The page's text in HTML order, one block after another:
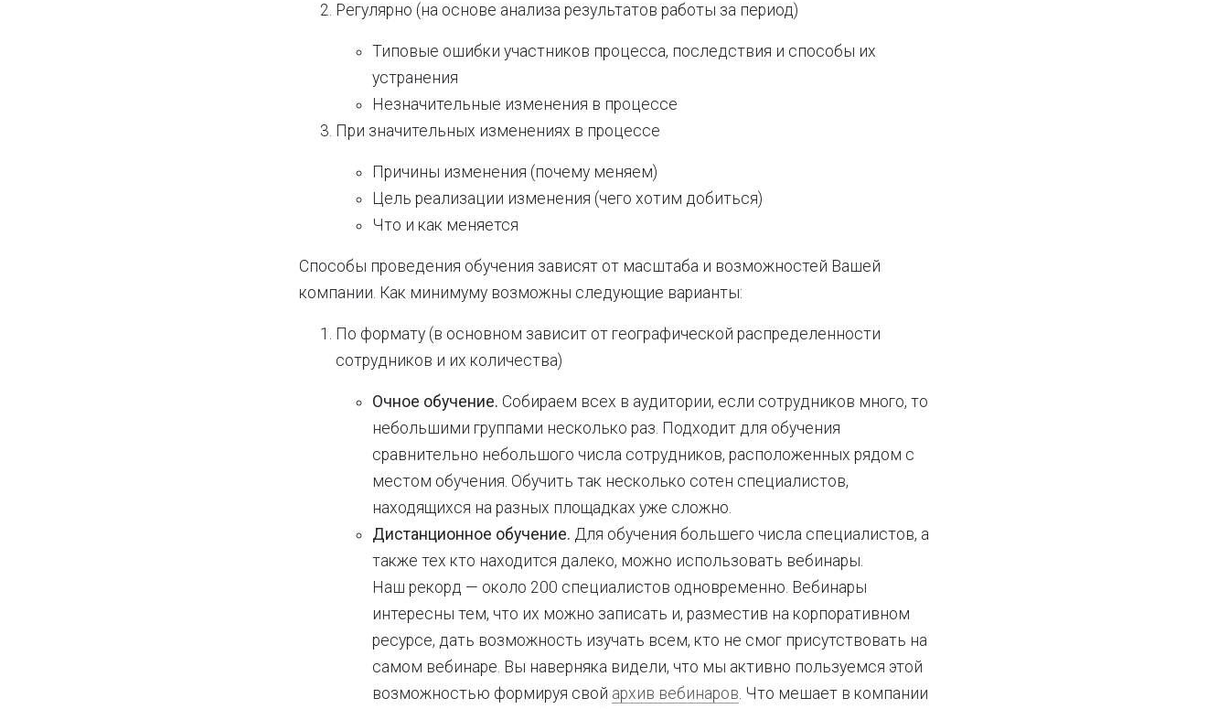
Регулярно (на основе анализа результатов работы за период)
Типовые ошибки участников процесса, последствия и способы их
устранения
Незначительные изменения в процессе
При значительных изменениях в процессе
Причины изменения (почему меняем)
Цель реализации изменения (чего хотим добиться)
Что и как меняется
Способы проведения обучения зависят от масштаба и возможностей Вашей
компании. Как минимуму возможны следующие варианты:
По формату (в основном зависит от географической распределенности
сотрудников и их количества)
Очное обучение. Собираем всех в аудитории, если сотрудников много, то
небольшими группами несколько раз. Подходит для обучения
сравнительно небольшого числа сотрудников, расположенных рядом с
местом обучения. Обучить так несколько сотен специалистов,
находящихся на разных площадках уже сложно.
Дистанционное обучение. Для обучения большего числа специалистов, а
также тех кто находится далеко, можно использовать вебинары.
Наш рекорд — около 200 специалистов одновременно. Вебинары
интересны тем, что их можно записать и, разместив на корпоративном
ресурсе, дать возможность изучать всем, кто не смог присутствовать на
самом вебинаре. Вы наверняка видели, что мы активно пользуемся этой
возможностью формируя свой архив вебинаров. Что мешает в компании